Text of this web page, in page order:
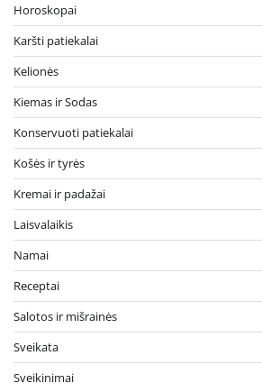
Horoskopai
Karšti patiekalai
Kelionės
Kiemas ir Sodas
Konservuoti patiekalai
Košės ir tyrės
Kremai ir padažai
Laisvalaikis
Namai
Receptai
Salotos ir mišrainės
Sveikata
Sveikinimai